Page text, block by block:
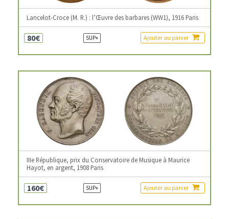
Lancelot-Croce (M. R.) : l’Œuvre des barbares (WW1), 1916 Paris
80€ SUP+ Ajouter au panier
IIIe République, prix du Conservatoire de Musique à Maurice
Hayot, en argent, 1908 Paris
160€ SUP+ Ajouter au panier